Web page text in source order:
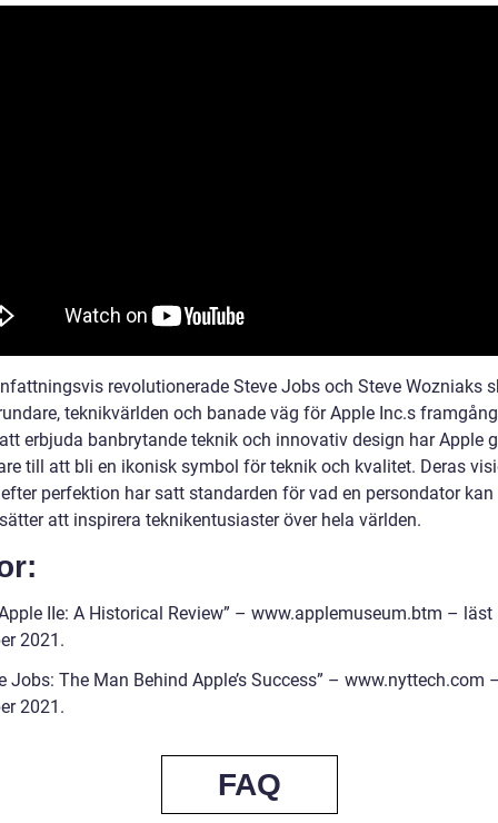
revolutionerade Steve Jobs och Steve Wozniaks
teknikvärlden och banade väg för Apple Inc.s
erbjuda banbrytande teknik och innovativ design har Apple
till att bli en ikonisk symbol för teknik och kvalitet. Deras
perfektion har satt standarden för vad en persondator kan
att inspirera teknikentusiaster över hela världen.
IIe: A Historical Review” – www.applemuseum.btm – läst
2021.
Jobs: The Man Behind Apple’s Success” – www.nyttech.com
2021.
FAQ